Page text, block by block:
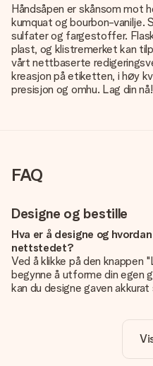
Håndsåpen er skånsom mot
kumquat og bourbon-vanilje.
sulfater og fargestoffer.
plast, og klistremerket kan
vårt nettbaserte
kreasjon på etiketten, i høy
presisjon og omhu. Lag din nå!
FAQ
Designe og bestille
Hva er å designe og
nettstedet?
Ved å klikke på den knappen
begynne å utforme din egen
kan du designe gaven
å gjøre gaven din helt unik.
Er eget design inkludert i